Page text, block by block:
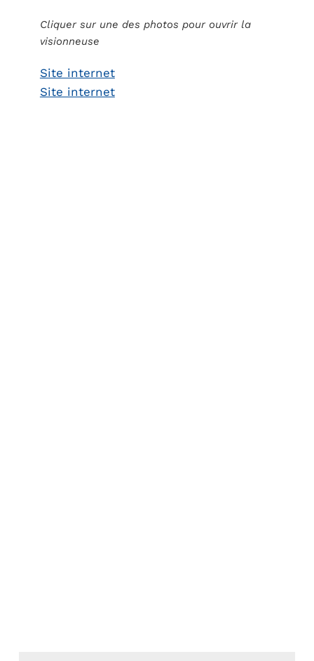
Cliquer sur une des photos pour ouvrir la
visionneuse
Site internet
Site internet